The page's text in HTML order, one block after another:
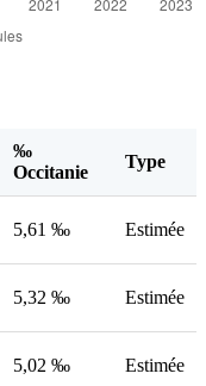
‰
Occitanie
Type
5,61 ‰ Estimée
5,32 ‰ Estimée
5,02 ‰ Estimée